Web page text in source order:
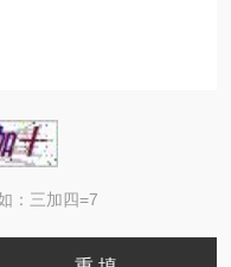
：三加四=7